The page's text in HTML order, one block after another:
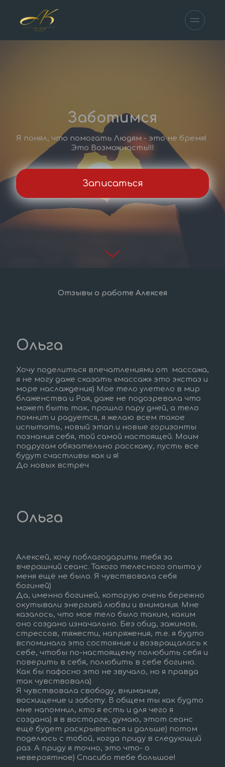
Заботимся
Я понял, что помогать Людям - это не бремя!
Это Возможность!!!
Записаться
Отзывы о работе Алексея
Ольга
Хочу поделиться впечатлениями от  массажа,
я не могу даже сказать «массаж» это экстаз и
море наслаждения) Мое тело улетело в мир
блаженства и Рая, даже не подозревала что
может быть так, прошло пару дней, а тело
помнит и радуется, я желаю всем такое
испытать, новый этап и новые горизонты
познания себя, той самой настоящей. Моим
подругам обязательно расскажу, пусть все
будут счастливы как и я!
До новых встреч
Ольга
Алексей, хочу поблагодарить тебя за
вчерашний сеанс. Такого телесного опыта у
меня ещё не было. Я чувствовала себя
богиней)
Да, именно богиней, которую очень бережно
окутывали энергией любви и внимания. Мне
казалось, что мое тело было таким, каким
оно создано изначально. Без обид, зажимов,
стрессов, тяжести, напряжения, т.е. я будто
вспоминала это состояние и возвращалась к
себе, чтобы по-настоящему полюбить себя и
поверить в себя, полюбить в себе богиню.
Как бы пафосно это не звучало, но я правда
так чувствовала)
Я чувствовала свободу, внимание,
восхищение и заботу. В общем ты как будто
мне напомнил, кто я есть и для чего я
создана) я в восторге, думаю, этот сеанс
ещё будет раскрываться и дальше) потом
поделюсь с тобой, когда приду в следующий
раз. А приду я точно, это что- о
невероятное) Спасибо тебе большое!